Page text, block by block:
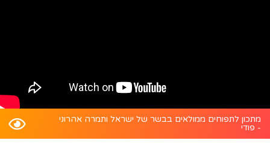
מתכון לתפוחים ממולאים בבשר של ישראל ותמרה אהרוני
- פודי